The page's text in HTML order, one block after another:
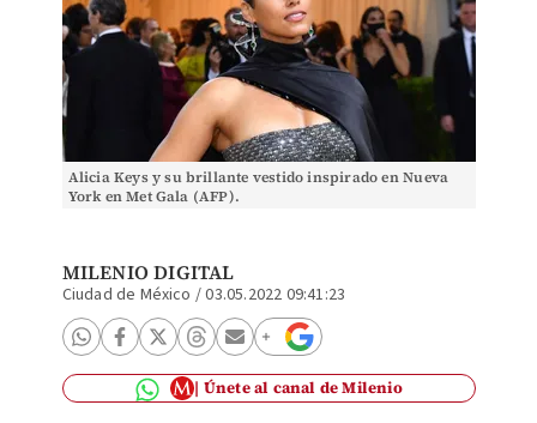
Alicia Keys y su brillante vestido inspirado en Nueva
York en Met Gala (AFP).
MILENIO DIGITAL
Ciudad de México /03.05.2022 09:41:23
Únete al canal de Milenio